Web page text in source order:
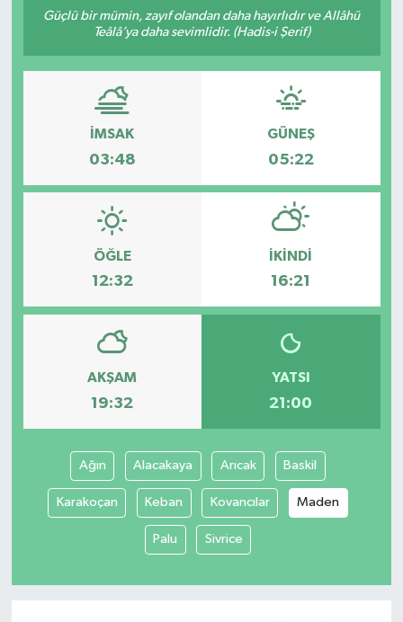
Güçlü bir mümin, zayıf olandan daha hayırlıdır ve Allâhü
Teâlâ’ya daha sevimlidir. (Hadis-i Şerif)
İMSAK
03:48
GÜNEŞ
05:22
ÖĞLE
12:32
İKINDI
16:21
AKŞAM
19:32
YATSI
21:00
Ağın Alacakaya Arıcak Baskil
Karakoçan Keban Kovancılar Maden
Palu Sivrice
Manşet Haberi